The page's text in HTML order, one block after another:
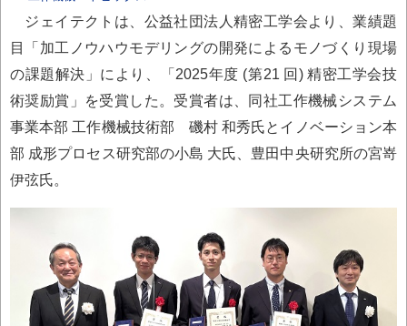
ジェイテクトは、公益社団法人精密工学会より、業績題
目「加工ノウハウモデリングの開発によるモノづくり現場
の課題解決」により、「2025年度 (第21 回) 精密工学会技
術奨励賞」を受賞した。受賞者は、同社工作機械システム
事業本部 工作機械技術部 磯村 和秀氏とイノベーション本
部 成形プロセス研究部の小島 大氏、豊田中央研究所の宮嵜
伊弦氏。